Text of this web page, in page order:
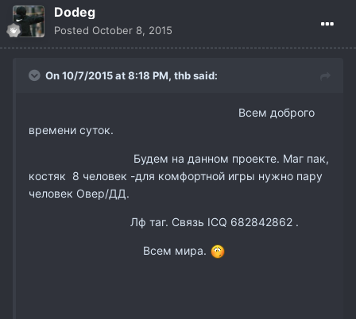
Dodeg
Posted October 8, 2015
On 10/7/2015 at 8:18 PM, thbsaid:
Всем доброго
времени суток.
Будем на данном проекте. Маг пак,
костяк 8 человек -для комфортной игры нужно пару
человек Овер/ДД.
Лф таг. Связь ICQ 682842862 .
Всем мира.